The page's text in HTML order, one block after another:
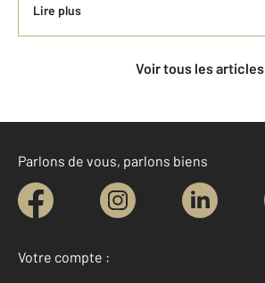
Lire plus
Voir tous les articles
Parlons de vous, parlons biens
Votre compte :